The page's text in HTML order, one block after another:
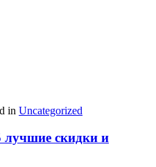
in Uncategorized
скидки и